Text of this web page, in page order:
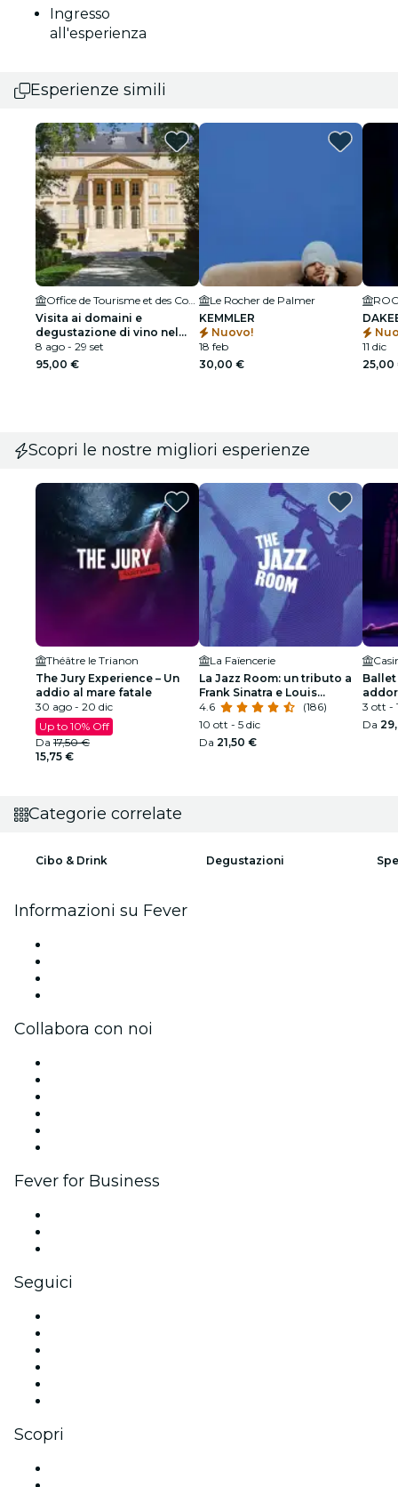
Ingresso
all'esperienza
Esperienze simili
Office de Tourisme et des Congrès de Bordeaux Métropole
Visita ai domaini e
degustazione di vino nel
Médoc
8 ago - 29 set
95,00 €
Le Rocher de Palmer
KEMMLER
Nuovo!
18 feb
30,00 €
11 dic
25,00
Scopri le nostre migliori esperienze
Théâtre le Trianon
The Jury Experience – Un
addio al mare fatale
30 ago - 20 dic
Up to 10% Off
Da 17,50 €
15,75 €
La Faïencerie
La Jazz Room: un tributo a
Frank Sinatra e Louis
Armstrong
4.6
(186)
10 ott - 5 dic
Da 21,50 €
Ballet
3 ott -
Da
Categorie correlate
Cibo & Drink Degustazioni
Informazioni su Fever
Collabora con noi
Fever for Business
Seguici
Scopri